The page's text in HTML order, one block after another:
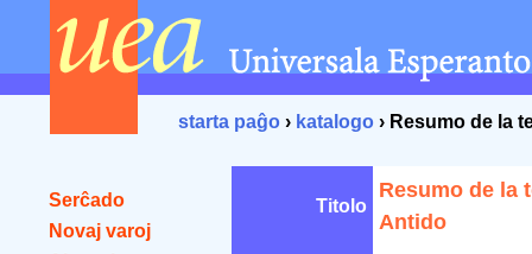
starta paĝo › katalogo › Resumo de la
Serĉado
Novaj varoj
Titolo
Resumo de la
Antido